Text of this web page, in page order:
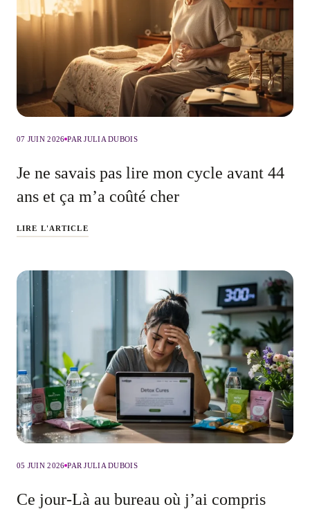
07 JUIN 2026 PAR JULIA DUBOIS
Je ne savais pas lire mon cycle avant 44
ans et ça m’a coûté cher
LIRE L'ARTICLE
05 JUIN 2026 PAR JULIA DUBOIS
Ce jour-Là au bureau où j’ai compris